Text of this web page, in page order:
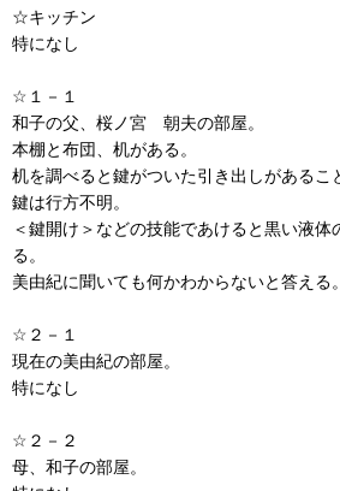
☆キッチン
特になし
☆１－１
和子の父、桜ノ宮 朝夫の部屋。
本棚と布団、机がある。
机を調べると鍵がついた引き出しがあるこ
鍵は行方不明。
＜鍵開け＞などの技能であけると黒い液
る。
美由紀に聞いても何かわからないと答える。
☆２－１
現在の美由紀の部屋。
特になし
☆２－２
母、和子の部屋。